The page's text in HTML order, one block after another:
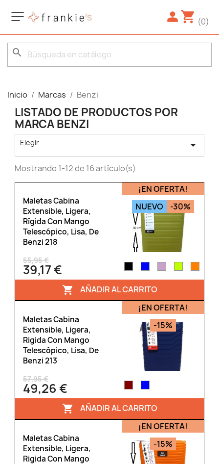
(0)
search
Inicio Marcas Benzi
LISTADO DE PRODUCTOS POR
MARCA BENZI
Elegir 
Mostrando 1-12 de 16 artículo(s)
Maletas Cabina
Extensible, Ligera,
Rígida Con Mango
Telescópico, Lisa, De
Benzi 218
55,95 €
39,17 €
¡EN OFERTA!
-30%
NUEVO
 AÑADIR AL CARRITO
Maletas Cabina
Extensible, Ligera,
Rigida Con Mango
Telescópico, Lisa, De
Benzi 213
57,95 €
49,26 €
¡EN OFERTA!
-15%
 AÑADIR AL CARRITO
Maletas Cabina
Extensible, Ligera,
Rigida Con Mango
¡EN OFERTA!
-15%